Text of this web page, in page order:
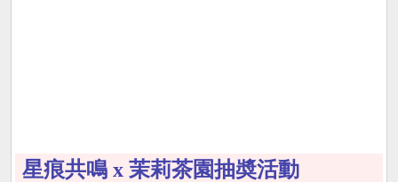
星痕共鳴 x 茉莉茶園抽奬活動